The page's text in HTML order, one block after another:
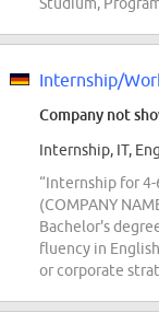
Company not
Internship, IT,
“Internship for
(COMPANY
Bachelor's
fluency in
or corporate